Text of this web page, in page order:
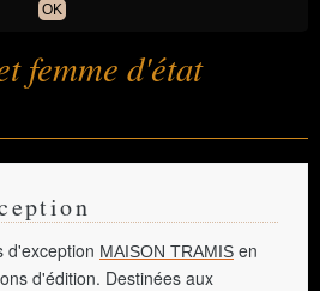
OK
femme d'état
d'exception MAISON TRAMIS en
d'édition. Destinées aux